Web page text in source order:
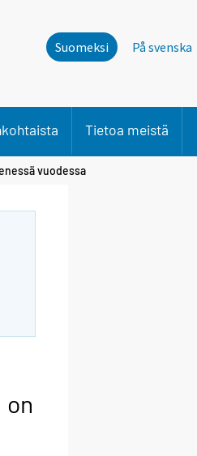
Suomeksi På svenska
Tietoa meistä
vuodessa